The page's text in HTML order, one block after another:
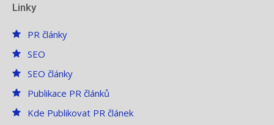
Linky
PR články
SEO
SEO články
Publikace PR článků
Kde Publikovat PR článek